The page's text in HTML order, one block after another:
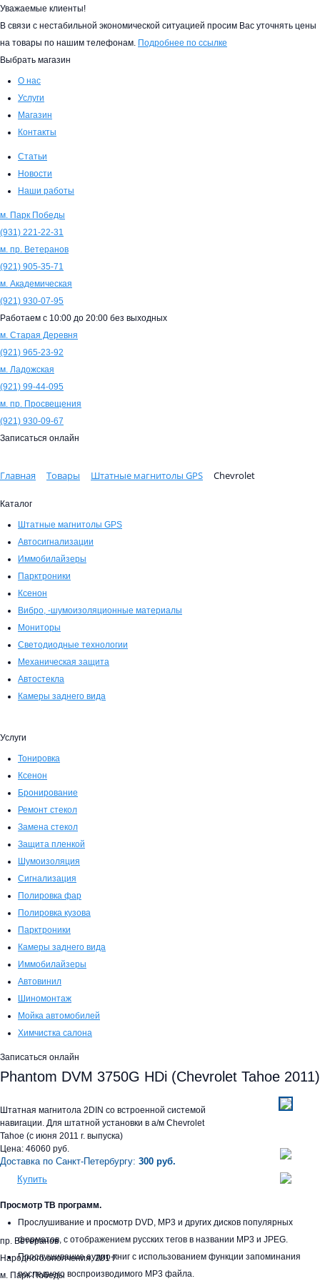
Уважаемые клиенты!
В связи с нестабильной экономической ситуацией просим Вас уточнять цены
на товары по нашим телефонам. Подробнее по ссылке
Выбрать магазин
О нас
Услуги
Магазин
Контакты
Статьи
Новости
Наши работы
м. Парк Победы
(931) 221-22-31
м. пр. Ветеранов
(921) 905-35-71
м. Академическая
(921) 930-07-95
Работаем с 10:00 до 20:00 без выходных
м. Старая Деревня
(921) 965-23-92
м. Ладожская
(921) 99-44-095
м. пр. Просвещения
(921) 930-09-67
Записаться онлайн
Главная Товары Штатные магнитолы GPS Chevrolet
Каталог
Штатные магнитолы GPS
Автосигнализации
Иммобилайзеры
Парктроники
Ксенон
Вибро, -шумоизоляционные материалы
Мониторы
Светодиодные технологии
Механическая защита
Автостекла
Камеры заднего вида
Услуги
Тонировка
Ксенон
Бронирование
Ремонт стекол
Замена стекол
Защита пленкой
Шумоизоляция
Сигнализация
Полировка фар
Полировка кузова
Парктроники
Камеры заднего вида
Иммобилайзеры
Автовинил
Шиномонтаж
Мойка автомобилей
Химчистка салона
Записаться онлайн
Phantom DVM 3750G HDi (Chevrolet Tahoe 2011)
Штатная магнитола 2DIN со встроенной системой
навигации. Для штатной установки в а/м Chevrolet
Tahoe (с июня 2011 г. выпуска)
Цена: 46060 руб.
Доставка по Санкт-Петербургу: 300 руб.
Купить
Просмотр ТВ программ.
Прослушивание и просмотр DVD, MP3 и других дисков популярных
форматов, с отображением русских тегов в названии MP3 и JPEG.
Прослушивание аудио-книг с использованием функции запоминания
последнего воспроизводимого MP3 файла.
пр. Ветеранов
Народного ополчения, 201 Г
м. Парк Победы